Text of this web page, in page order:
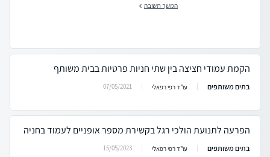
המשך תשובה
הקמת עמודי חציצה בין שתי חניות פרטיות בבית משותף
בתים משותפים עו"ד רפי רפאלי 07/05/2021
הפרעה לתנועת הולכי רגל בקשירת מספר אופניים לעמוד בחניה
בתים משותפים עו"ד רפי רפאלי 15/05/2023